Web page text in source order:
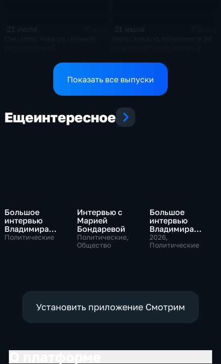
конфликтов на Ближнем
Востоке и диалог с
аграриев топливом
Показать все выпуски
Ещеинтересное
Большое
интервью
Владимира
Путина Сергею
Политические
Интервью с
Марией
Бондаревой
Политические,
Общество
Большое
интервью
Владимира
Соловьева
Роджеру
2026,
Политические
Установить приложение Смотрим